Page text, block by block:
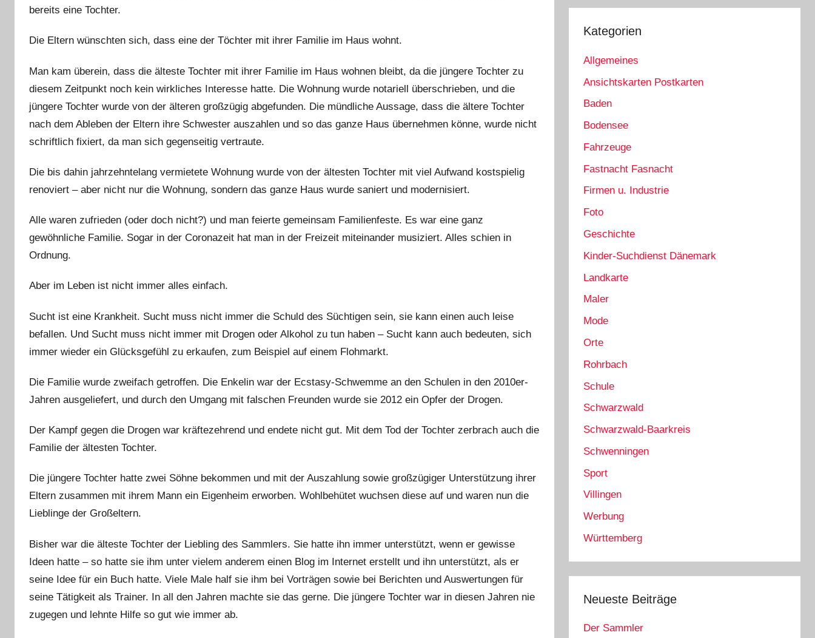
bereits eine Tochter.
Die Eltern wünschten sich, dass eine der Töchter mit ihrer Familie im Haus wohnt.
Man kam überein, dass die älteste Tochter mit ihrer Familie im Haus wohnen bleibt, da die jüngere Tochter zu
diesem Zeitpunkt noch kein wirkliches Interesse hatte. Die Wohnung wurde notariell überschrieben, und die
jüngere Tochter wurde von der älteren großzügig abgefunden. Die mündliche Aussage, dass die ältere Tochter
nach dem Ableben der Eltern ihre Schwester auszahlen und so das ganze Haus übernehmen könne, wurde nicht
schriftlich fixiert, da man sich gegenseitig vertraute.
Die bis dahin jahrzehntelang vermietete Wohnung wurde von der ältesten Tochter mit viel Aufwand kostspielig
renoviert – aber nicht nur die Wohnung, sondern das ganze Haus wurde saniert und modernisiert.
Alle waren zufrieden (oder doch nicht?) und man feierte gemeinsam Familienfeste. Es war eine ganz
gewöhnliche Familie. Sogar in der Coronazeit hat man in der Freizeit miteinander musiziert. Alles schien in
Ordnung.
Aber im Leben ist nicht immer alles einfach.
Sucht ist eine Krankheit. Sucht muss nicht immer die Schuld des Süchtigen sein, sie kann einen auch leise
befallen. Und Sucht muss nicht immer mit Drogen oder Alkohol zu tun haben – Sucht kann auch bedeuten, sich
immer wieder ein Glücksgefühl zu erkaufen, zum Beispiel auf einem Flohmarkt.
Die Familie wurde zweifach getroffen. Die Enkelin war der Ecstasy-Schwemme an den Schulen in den 2010er-
Jahren ausgeliefert, und durch den Umgang mit falschen Freunden wurde sie 2012 ein Opfer der Drogen.
Der Kampf gegen die Drogen war kräftezehrend und endete nicht gut. Mit dem Tod der Tochter zerbrach auch die
Familie der ältesten Tochter.
Die jüngere Tochter hatte zwei Söhne bekommen und mit der Auszahlung sowie großzügiger Unterstützung ihrer
Eltern zusammen mit ihrem Mann ein Eigenheim erworben. Wohlbehütet wuchsen diese auf und waren nun die
Lieblinge der Großeltern.
Bisher war die älteste Tochter der Liebling des Sammlers. Sie hatte ihn immer unterstützt, wenn er gewisse
Ideen hatte – so hatte sie ihm unter vielem anderem einen Blog im Internet erstellt und ihn unterstützt, als er
seine Idee für ein Buch hatte. Viele Male half sie ihm bei Vorträgen sowie bei Berichten und Auswertungen für
seine Tätigkeit als Trainer. In all den Jahren machte sie das gerne. Die jüngere Tochter war in diesen Jahren nie
zugegen und lehnte Hilfe so gut wie immer ab.
Kategorien
Allgemeines
Ansichtskarten Postkarten
Baden
Bodensee
Fahrzeuge
Fastnacht Fasnacht
Firmen u. Industrie
Foto
Geschichte
Kinder-Suchdienst Dänemark
Landkarte
Maler
Mode
Orte
Rohrbach
Schule
Schwarzwald
Schwarzwald-Baarkreis
Schwenningen
Sport
Villingen
Werbung
Württemberg
Neueste Beiträge
Der Sammler